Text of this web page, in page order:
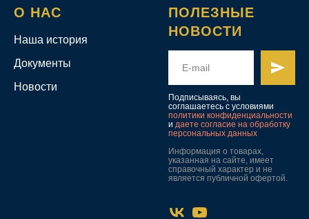
О НАС
Наша история
Документы
Новости
ПОЛЕЗНЫЕ
НОВОСТИ
Подписываясь, вы
соглашаетесь с условиями
политики конфиденциальности
и даете согласие на обработку
персональных данных
Информация о товарах,
указанная на сайте, имеет
справочный характер и не
является публичной офертой.